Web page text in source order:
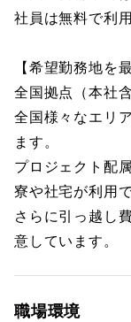
社員は無料で利
【希望勤務地を
全国拠点（本社
全国様々なエリ
ます。
プロジェクト配
寮や社宅が利用で
さらに引っ越し
意しています。
職場環境